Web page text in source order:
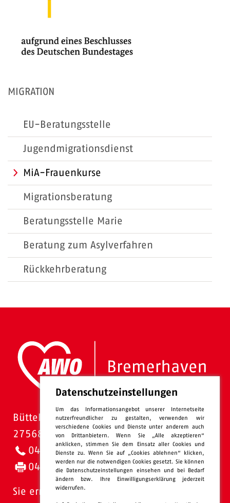
MIGRATION
EU-Beratungsstelle
Jugendmigrationsdienst
MiA-Frauenkurse
Migrationsberatung
Beratungsstelle Marie
Beratung zum Asylverfahren
Rückkehrberatung
Bütteler Straße 1
27568 Bremerhaven
0471 - 95 47-0
0471 - 95 47-120
Sie erreichen uns:
Datenschutzeinstellungen
Um das Informationsangebot unserer Internetseite
nutzerfreundlicher zu gestalten, verwenden wir
verschiedene Cookies und Dienste unter anderem auch
von Drittanbietern. Wenn Sie „Alle akzeptieren“
anklicken, stimmen Sie dem Einsatz aller Cookies und
Dienste zu. Wenn Sie auf „Cookies ablehnen“ klicken,
werden nur die notwendigen Cookies gesetzt. Sie können
die Datenschutzeinstellungen einsehen und bei Bedarf
ändern bzw. Ihre Einwilligungserklärung jederzeit
widerrufen.